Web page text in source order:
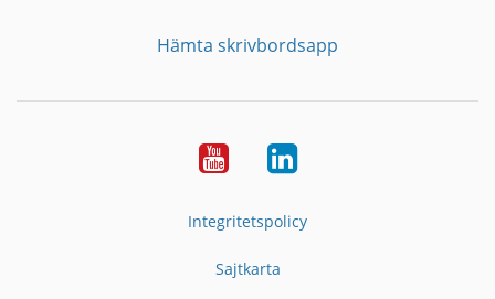
Hämta skrivbordsapp
YouTubeLinkedIn
Integritetspolicy
Sajtkarta